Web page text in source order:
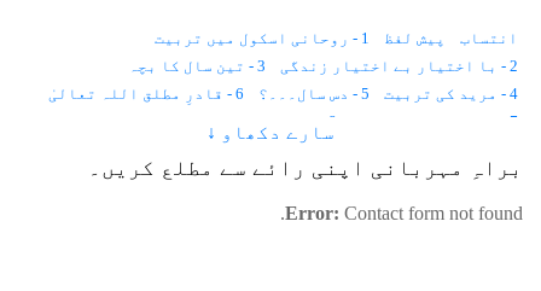
انتساب پیش لفظ
1 - روحانی اسکول میں تربیت
2 - با اختیار بے اختیار زندگی
3 - تین سال کا بچہ
4 - مرید کی تربیت
5 - دس سال۔۔۔؟
6 - قادرِ مطلق اللہ تعالیٰ
7 - موت حفاظت کرتی ہے
8 - باہر نہیں ہم اندر دیکھتے ہیں
10 - نیند اور شعور
12 - لازمانیت اور زمانیت
13 - مثال
14 - وقت۔۔۔؟
سارے دکھاو ↓
براہِ مہربانی اپنی رائے سے مطلع کریں۔
Error: Contact form not found.